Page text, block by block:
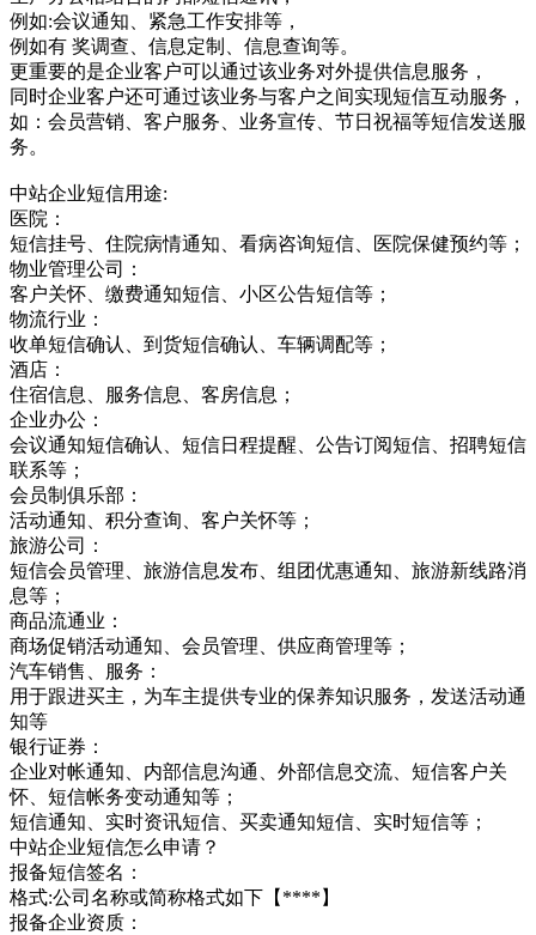
例如:会议通知、紧急工作安排等，
例如有 奖调查、信息定制、信息查询等。
更重要的是企业客户可以通过该业务对外提供信息服务，
同时企业客户还可通过该业务与客户之间实现短信互动服务，
如：会员营销、客户服务、业务宣传、节日祝福等短信发送服
务。
中站企业短信用途:
医院：
短信挂号、住院病情通知、看病咨询短信、医院保健预约等；
物业管理公司：
客户关怀、缴费通知短信、小区公告短信等；
物流行业：
收单短信确认、到货短信确认、车辆调配等；
酒店：
住宿信息、服务信息、客房信息；
企业办公：
会议通知短信确认、短信日程提醒、公告订阅短信、招聘短信
联系等；
会员制俱乐部：
活动通知、积分查询、客户关怀等；
旅游公司：
短信会员管理、旅游信息发布、组团优惠通知、旅游新线路消
息等；
商品流通业：
商场促销活动通知、会员管理、供应商管理等；
汽车销售、服务：
用于跟进买主，为车主提供专业的保养知识服务，发送活动通
知等
银行证券：
企业对帐通知、内部信息沟通、外部信息交流、短信客户关
怀、短信帐务变动通知等；
短信通知、实时资讯短信、买卖通知短信、实时短信等；
中站企业短信怎么申请？
报备短信签名：
格式:公司名称或简称格式如下【****】
报备企业资质：